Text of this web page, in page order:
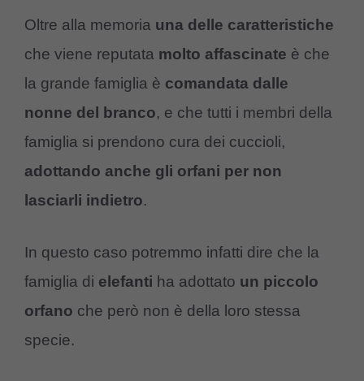
Oltre alla memoria una delle caratteristiche
che viene reputata molto affascinate è che
la grande famiglia è comandata dalle
nonne del branco, e che tutti i membri della
famiglia si prendono cura dei cuccioli,
adottando anche gli orfani per non
lasciarli indietro.
In questo caso potremmo infatti dire che la
famiglia di elefanti ha adottato un piccolo
orfano che però non è della loro stessa
specie.